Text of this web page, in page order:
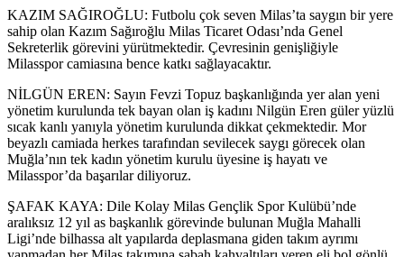
KAZIM SAĞIROĞLU: Futbolu çok seven Milas’ta saygın bir yere
sahip olan Kazım Sağıroğlu Milas Ticaret Odası’nda Genel
Sekreterlik görevini yürütmektedir. Çevresinin genişliğiyle
Milasspor camiasına bence katkı sağlayacaktır.
NİLGÜN EREN: Sayın Fevzi Topuz başkanlığında yer alan yeni
yönetim kurulunda tek bayan olan iş kadını Nilgün Eren güler yüzlü
sıcak kanlı yanıyla yönetim kurulunda dikkat çekmektedir. Mor
beyazlı camiada herkes tarafından sevilecek saygı görecek olan
Muğla’nın tek kadın yönetim kurulu üyesine iş hayatı ve
Milasspor’da başarılar diliyoruz.
ŞAFAK KAYA: Dile Kolay Milas Gençlik Spor Kulübü’nde
aralıksız 12 yıl as başkanlık görevinde bulunan Muğla Mahalli
Ligi’nde bilhassa alt yapılarda deplasmana giden takım ayrımı